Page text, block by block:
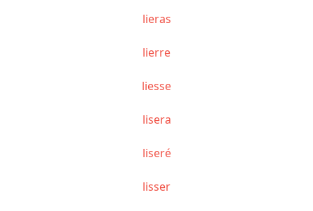
lieras
lierre
liesse
lisera
liseré
lisser